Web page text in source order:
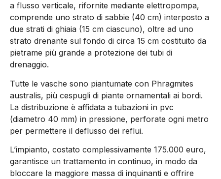
a flusso verticale, rifornite mediante elettropompa,
comprende uno strato di sabbie (40 cm) interposto a
due strati di ghiaia (15 cm ciascuno), oltre ad uno
strato drenante sul fondo di circa 15 cm costituito da
pietrame più grande a protezione dei tubi di
drenaggio.
Tutte le vasche sono piantumate con Phragmites
australis, più cespugli di piante ornamentali ai bordi.
La distribuzione è affidata a tubazioni in pvc
(diametro 40 mm) in pressione, perforate ogni metro
per permettere il deflusso dei reflui.
L’impianto, costato complessivamente 175.000 euro,
garantisce un trattamento in continuo, in modo da
bloccare la maggiore massa di inquinanti e offrire